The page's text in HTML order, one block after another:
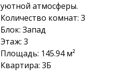
уютной атмосферы.
Количество комнат: 3
Блок: Запад
Этаж: 3
Площадь: 145.94 м²
Квартира: 3Б